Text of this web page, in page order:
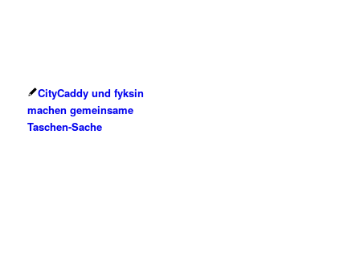
CityCaddy und fyksin
machen gemeinsame
Taschen-Sache